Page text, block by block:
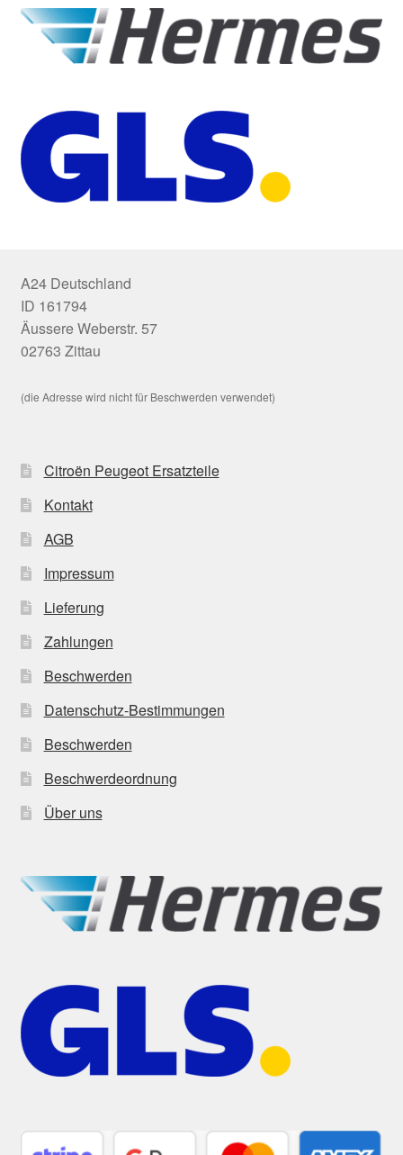
A24 Deutschland
ID 161794
Äussere Weberstr. 57
02763 Zittau
(die Adresse wird nicht für Beschwerden verwendet)
Citroën Peugeot Ersatzteile
Kontakt
AGB
Impressum
Lieferung
Zahlungen
Beschwerden
Datenschutz-Bestimmungen
Beschwerden
Beschwerdeordnung
Über uns